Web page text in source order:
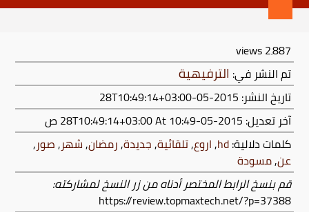
2٬887views
تم النشر في: الترفيهية
تاريخ النشر: 2015-05-28T10:49:14+03:00
آخر تعديل: 2015-05-28T10:49:14+03:00
At 10:49 ص
كلمات دلالية:hd
,اروع,تلقائية,جديدة,رمضان,شهر,صور,
عن,مسودة
قم بنسخ الرابط المختصر أدناه من زر النسخ لمشاركته:
https://review.topmaxtech.net/?p=37388